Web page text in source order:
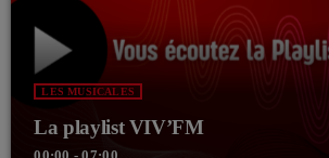
LES MUSICALES
La playlist VIV’FM